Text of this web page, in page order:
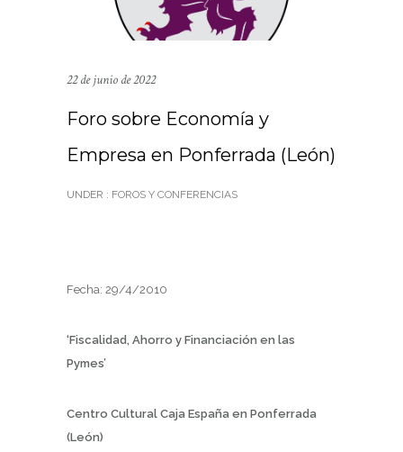
22 de junio de 2022
Foro sobre Economía y
Empresa en Ponferrada (León)
UNDER : FOROS Y CONFERENCIAS
Fecha: 29/4/2010
‘Fiscalidad, Ahorro y Financiación en las
Pymes’
Centro Cultural Caja España en Ponferrada
(León)